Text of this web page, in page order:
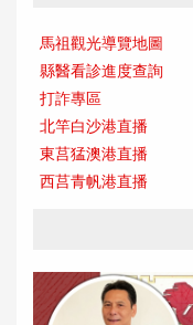
馬祖觀光導覽地圖
縣醫看診進度查詢
打詐專區
北竿白沙港直播
東莒猛澳港直播
西莒青帆港直播